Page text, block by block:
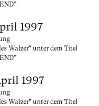
1997
Walzer" unter dem Titel
1997
Walzer" unter dem Titel